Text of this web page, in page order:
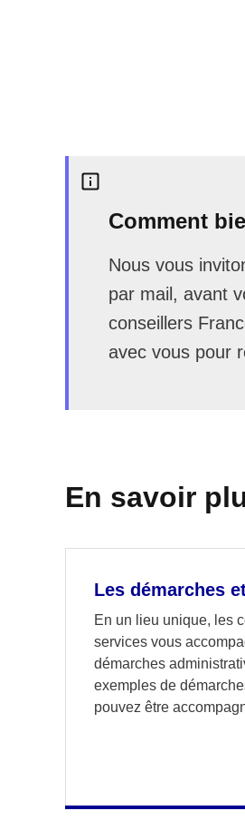
Comment
Nous vous
par mail, avant
conseillers
avec vous pour
En savoir
Les démarches
En un lieu unique, les
services vous
démarches
exemples de
pouvez être